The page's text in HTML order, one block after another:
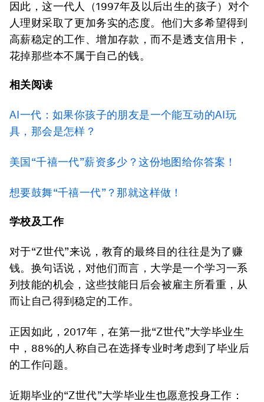
因此，这一代人（1997年及以后出生的孩子）对个
人理财采取了更加务实的态度。他们大多希望得到
高薪稳定的工作、增加存款，而不是透支信用卡，
花掉那些本不属于自己的钱。
相关阅读
AI一代：如果你孩子的朋友是一个能互动的AI玩
具，那会是怎样？
美国“千禧一代”薪资多少？这份地图给你答案！
想要鼓舞“千禧一代”？那就这样做！
学校及工作
对于“Z世代”来说，教育的最终目的往往是为了赚
钱。换句话说，对他们而言，大学是一个学习一系
列技能的机会，这些技能日后会被雇主所看重，从
而让自己得到稳定的工作。
正因如此，2017年，在第一批“Z世代”大学毕业生
中，88%的人称自己在选择专业时考虑到了毕业后
的工作问题。
近期毕业的“Z世代”大学毕业生也愿意投身工作：